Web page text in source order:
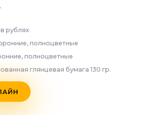
рублях
полноцветные
полноцветные
глянцевая бумага 130 гр.